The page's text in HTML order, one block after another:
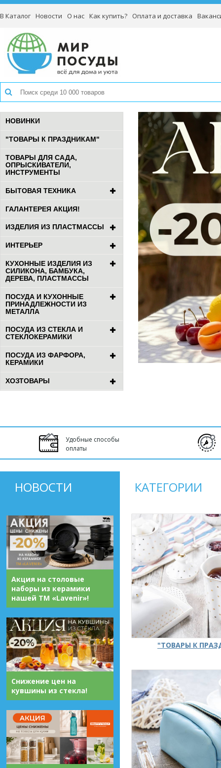
В Каталог Новости О нас Как купить? Оплата и доставка
НОВИНКИ
"ТОВАРЫ К ПРАЗДНИКАМ"
ТОВАРЫ ДЛЯ САДА,
ОПРЫСКИВАТЕЛИ,
ИНСТРУМЕНТЫ
БЫТОВАЯ ТЕХНИКА
ГАЛАНТЕРЕЯ АКЦИЯ!
ИЗДЕЛИЯ ИЗ ПЛАСТМАССЫ
ИНТЕРЬЕР
КУХОННЫЕ ИЗДЕЛИЯ ИЗ
СИЛИКОНА, БАМБУКА,
ДЕРЕВА, ПЛАСТМАССЫ
ПОСУДА И КУХОННЫЕ
ПРИНАДЛЕЖНОСТИ ИЗ
МЕТАЛЛА
ПОСУДА ИЗ СТЕКЛА И
СТЕКЛОКЕРАМИКИ
ПОСУДА ИЗ ФАРФОРА,
КЕРАМИКИ
ХОЗТОВАРЫ
Удобные способы
оплаты
НОВОСТИ
Акция на столовые
наборы из керамики
нашей ТМ «Lavenir»!
Снижение цен на
кувшины из стекла!
КАТЕГОРИИ
"ТОВАРЫ К